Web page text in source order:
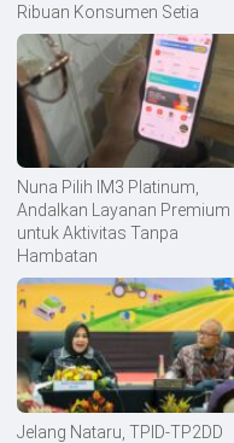
Ribuan Konsumen Setia
Nuna Pilih IM3 Platinum,
Andalkan Layanan Premium
untuk Aktivitas Tanpa
Hambatan
Jelang Nataru, TPID-TP2DD